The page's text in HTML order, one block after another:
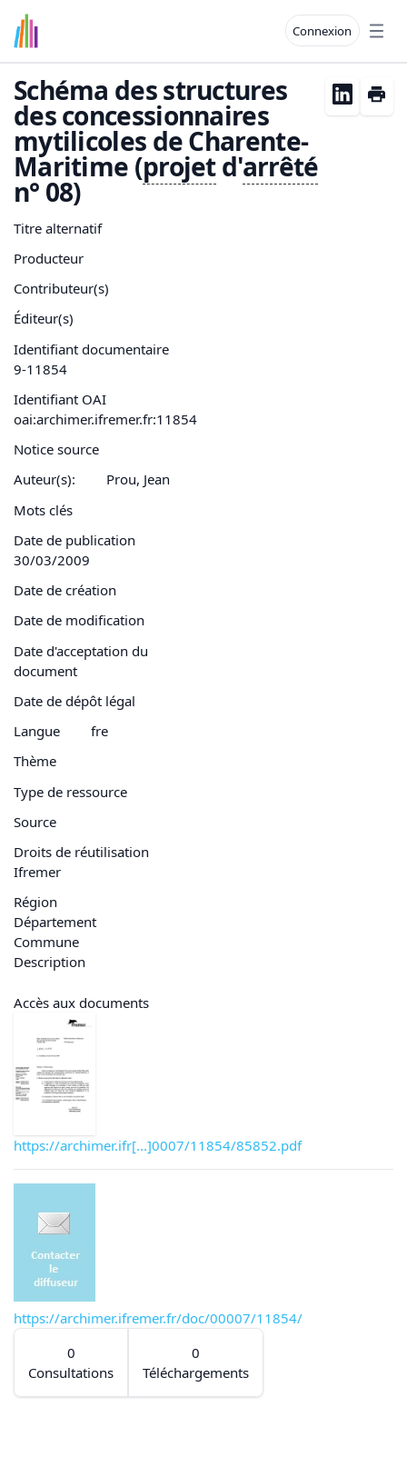
Connexion
Schéma des structures
des concessionnaires
mytilicoles de Charente-
Maritime (projetd'arrêté
n° 08)
Titre alternatif
Producteur
Contributeur(s)
Éditeur(s)
Identifiant documentaire
9-11854
Identifiant OAI
oai:archimer.ifremer.fr:11854
Notice source
Auteur(s):
Prou, Jean
Mots clés
Date de publication
30/03/2009
Date de création
Date de modification
Date d'acceptation du
document
Date de dépôt légal
Langue
fre
Thème
Type de ressource
Source
Droits de réutilisation
Ifremer
Région
Département
Commune
Description
Accès aux documents
https://archimer.ifr[...]0007/11854/85852.pdf
https://archimer.ifremer.fr/doc/00007/11854/
0
Consultations
0
Téléchargements